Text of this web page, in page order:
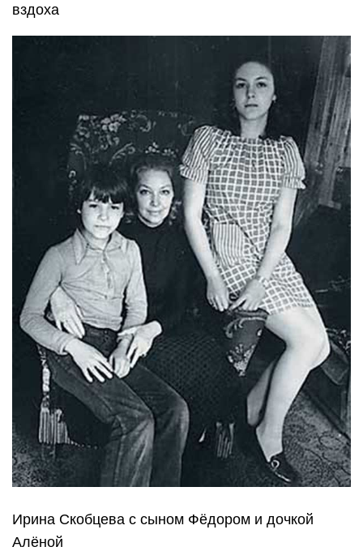
вздоха
Ирина Скобцева с сыном Фёдором и дочкой
Алёной